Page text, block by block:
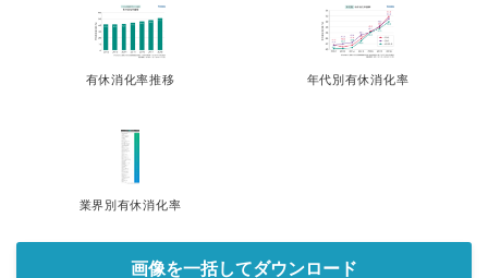
有休消化率推移 年代別有休消化率
業界別有休消化率
画像を一括してダウンロード
English